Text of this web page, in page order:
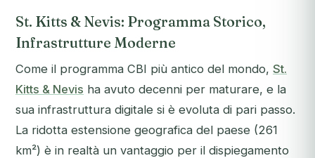
St. Kitts & Nevis: Programma Storico,
Infrastrutture Moderne
Come il programma CBI più antico del mondo, St.
Kitts & Nevis ha avuto decenni per maturare, e la
sua infrastruttura digitale si è evoluta di pari passo.
La ridotta estensione geografica del paese (261
km²) è in realtà un vantaggio per il dispiegamento